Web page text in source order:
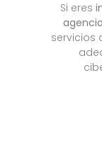
Si eres
servicios